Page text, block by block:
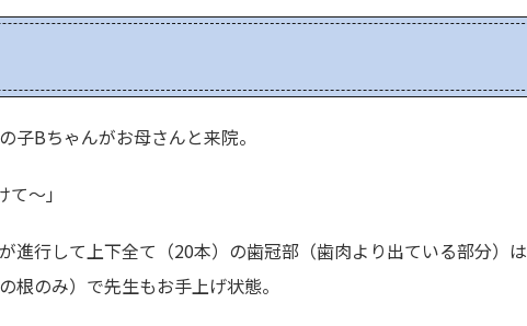
子Bちゃんがお母さんと来院。
～」
進行して上下全て（20本）の歯冠部（歯肉より出ている部分）は
根のみ）で先生もお手上げ状態。